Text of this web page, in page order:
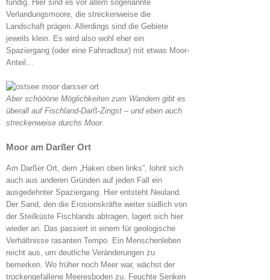
fündig. Hier sind es vor allem sogenannte
Verlandungsmoore, die streckenweise die
Landschaft prägen. Allerdings sind die Gebiete
jeweils klein. Es wird also wohl eher ein
Spaziergang (oder eine Fahrradtour) mit etwas Moor-
Anteil…
Aber schöööne Möglichkeiten zum Wandern gibt es
überall auf Fischland-Darß-Zingst – und eben auch
streckenweise durchs Moor.
Moor am Darßer Ort
Am Darßer Ort, dem „Haken oben links“, lohnt sich
auch aus anderen Gründen auf jeden Fall ein
ausgedehnter Spaziergang. Hier entsteht Neuland.
Der Sand, den die Erosionskräfte weiter südlich von
der Steilküste Fischlands abtragen, lagert sich hier
wieder an. Das passiert in einem für geologische
Verhältnisse rasanten Tempo. Ein Menschenleben
reicht aus, um deutliche Veränderungen zu
bemerken. Wo früher noch Meer war, wächst der
trockengefallene Meeresboden zu. Feuchte Senken